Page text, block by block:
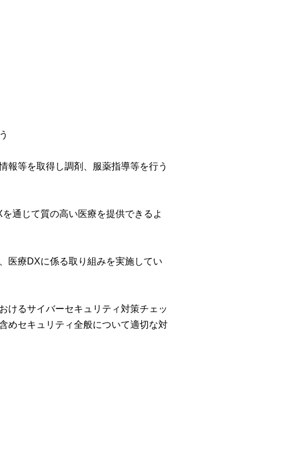
報等を取得し調剤、服薬指導等を行う
通じて質の高い医療を提供できるよ
医療DXに係る取り組みを実施してい
けるサイバーセキュリティ対策チェッ
めセキュリティ全般について適切な対